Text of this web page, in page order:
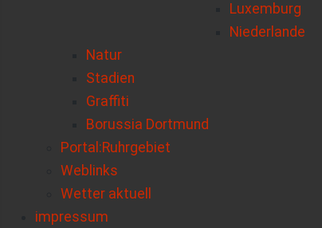
Luxemburg
Niederlande
Natur
Stadien
Graffiti
Borussia Dortmund
Portal:Ruhrgebiet
Weblinks
Wetter aktuell
impressum